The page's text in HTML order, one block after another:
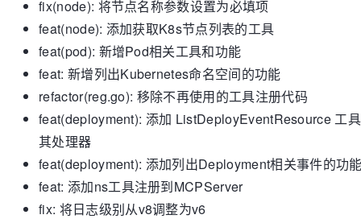
fix(node): 将节点名称参数设置为必填项
feat(node): 添加获取K8s节点列表的工具
feat(pod): 新增Pod相关工具和功能
feat: 新增列出Kubernetes命名空间的功能
refactor(reg.go): 移除不再使用的工具注册代码
feat(deployment): 添加 ListDeployEventResource 工
其处理器
feat(deployment): 添加列出Deployment相关事件的功
feat: 添加ns工具注册到MCPServer
fix: 将日志级别从v8调整为v6